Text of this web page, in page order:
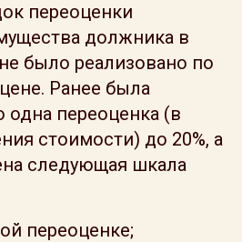
переоценки
должника в
было реализовано по
Ранее была
переоценка (в
стоимости) до 20%, а
следующая шкала
переоценке;